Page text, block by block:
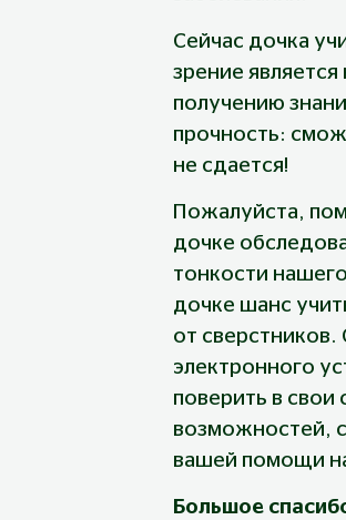
Сейчас дочка
зрение
получению
прочность:
не сдается!
Пожалуйста,
дочке
тонкости
дочке шанс
от
электронного
поверить в свои
возможностей,
вашей помощи
Большое